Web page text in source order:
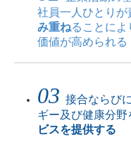
社員一人ひとりが
み重ねることに
価値が高められる
03 接合ならび
ギー及び健康分野
ビスを提供する